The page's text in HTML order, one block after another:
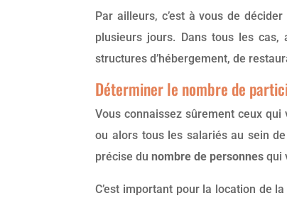
Par ailleurs, c’est à vous de décider
plusieurs jours. Dans tous les cas,
structures d’hébergement, de
Déterminer le nombre de
Vous connaissez sûrement ceux
ou alors tous les salariés au sein
précise dunombre de personnes qui
C’est important pour la location de